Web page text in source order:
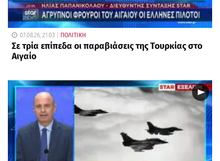
07.08.26, 21:03 ΠΟΛΙΤΙΚΗ
Σε τρία επίπεδα οι παραβιάσεις της Τουρκίας στο
Αιγαίο